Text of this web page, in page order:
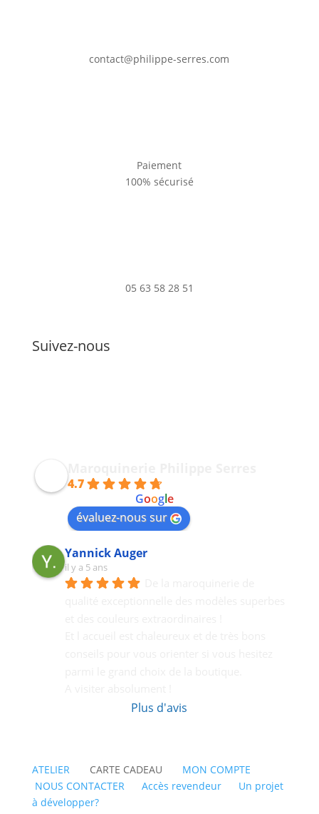
contact@philippe-serres.com
Paiement
100% sécurisé
05 63 58 28 51
Suivez-nous
Maroquinerie Philippe Serres
4.7
Google
évaluez-nous sur
Yannick Auger
il y a 5 ans
Plus d'avis
ATELIERCARTE CADEAU MON COMPTE
NOUS CONTACTER
Accès revendeur
Un projet
à développer?